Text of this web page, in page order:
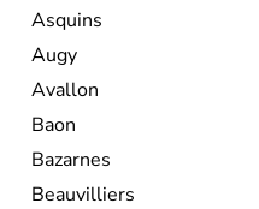
Asquins
Augy
Avallon
Baon
Bazarnes
Beauvilliers